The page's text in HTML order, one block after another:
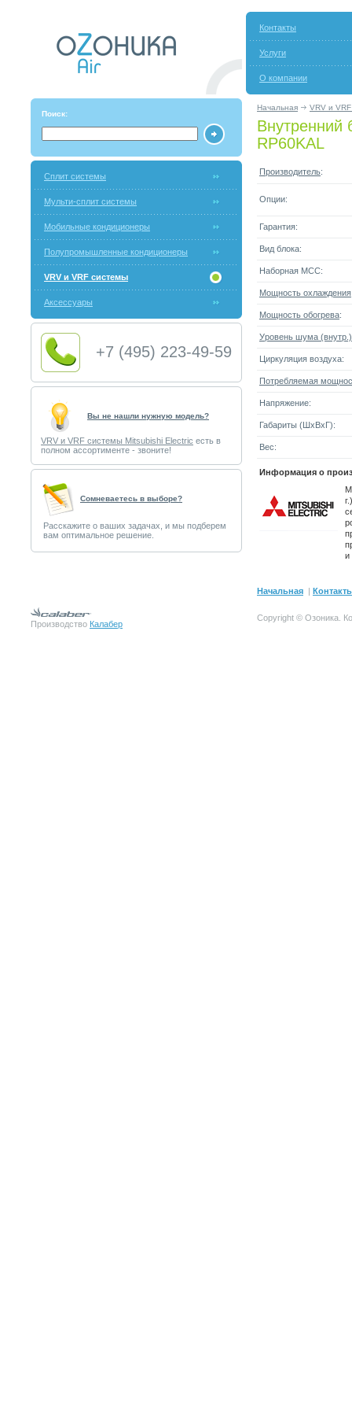
Контакты
Услуги
О компании
Поиск:
Начальная VRV и
Внутренний
RP60KAL
Сплит системы
Мульти-сплит системы
Мобильные кондиционеры
Полупромышленные кондиционеры
VRV и VRF системы
Аксессуары
+7 (495) 223-49-59
Вы не нашли нужную модель?
VRV и VRF системы Mitsubishi Electric есть в
полном ассортименте - звоните!
Cомневаетесь в выборе?
Расскажите о ваших задачах, и мы подберем
вам оптимальное решение.
Производитель:
Опции:
Гарантия:
Вид блока:
Наборная МСС:
Мощность охлаждения
Мощность обогрева:
Уровень шума (внутр.)
Циркуляция воздуха:
Потребляемая
Напряжение:
Габариты (ШxВxГ):
Вес:
Информация о
и
Начальная |
Производство Калабер
Copyright © Озоника.